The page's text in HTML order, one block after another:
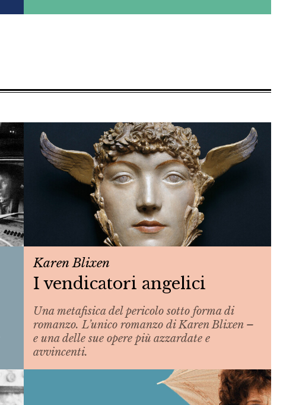
Karen Blixen
I vendicatori angelici
Una metafisica del pericolo sotto forma di
romanzo. L’unico romanzo di Karen Blixen –
e una delle sue opere più azzardate e
avvincenti.